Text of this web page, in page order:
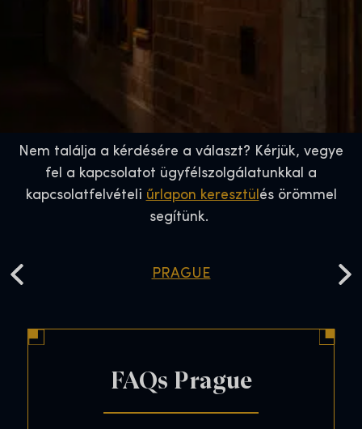
Nem találja a kérdésére a választ? Kérjük, vegye
fel a kapcsolatot ügyfélszolgálatunkkal a
kapcsolatfelvételi űrlapon keresztülés örömmel
segítünk.
PRAGUE
FAQs Prague
FAQs Sydney
FAQs Denver
FAQs Brussels